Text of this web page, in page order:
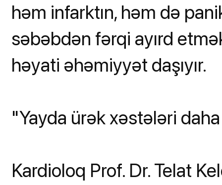
həm infarktın, həm də
səbəbdən fərqi ayırd
həyati əhəmiyyət daşıyır.
"Yayda ürək xəstələri
Kardioloq Prof. Dr. Telat